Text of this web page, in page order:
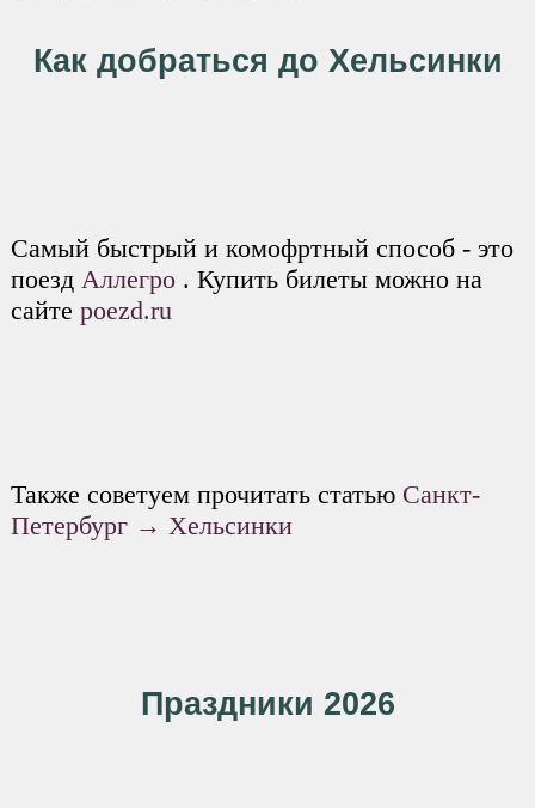
Как добраться до Хельсинки
Самый быстрый и комофртный способ - это
поезд Аллегро . Купить билеты можно на
сайте poezd.ru
Также советуем прочитать статью Санкт-
Петербург → Хельсинки
Праздники 2026